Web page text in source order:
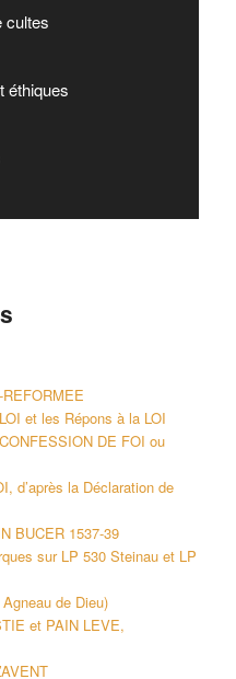
et les Répons à la LOI
DE FOI ou
d’après la Déclaration de
BUCER 1537-39
sur LP 530 Steinau et LP
de Dieu)
et PAIN LEVE,
cultes
éthiques